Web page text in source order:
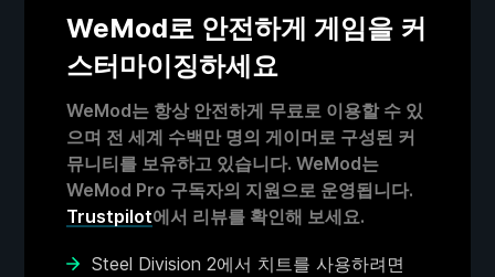
WeMod로 안전하게 게임을 커
스터마이징하세요
WeMod는 항상 안전하게 무료로 이용할 수 있
으며 전 세계 수백만 명의 게이머로 구성된 커
뮤니티를 보유하고 있습니다. WeMod는
WeMod Pro 구독자의 지원으로 운영됩니다.
Trustpilot에서 리뷰를 확인해 보세요.
Steel Division 2에서 치트를 사용하려면